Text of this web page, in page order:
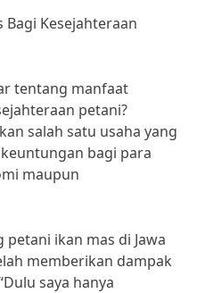
Kesejahteraan
tentang manfaat
petani?
salah satu usaha yang
bagi para
maupun
ikan mas di Jawa
memberikan dampak
saya hanya